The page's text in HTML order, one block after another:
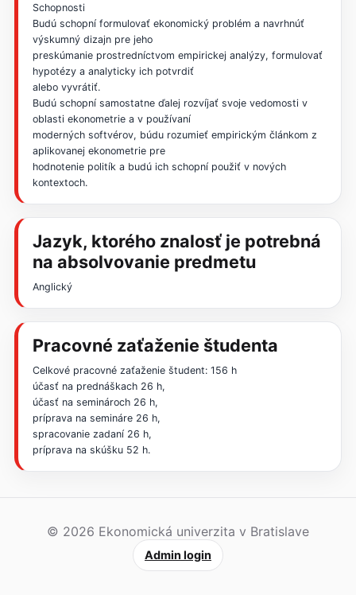
Schopnosti
Budú schopní formulovať ekonomický problém a navrhnúť
výskumný dizajn pre jeho
preskúmanie prostredníctvom empirickej analýzy, formulovať
hypotézy a analyticky ich potvrdiť
alebo vyvrátiť.
Budú schopní samostatne ďalej rozvíjať svoje vedomosti v
oblasti ekonometrie a v používaní
moderných softvérov, búdu rozumieť empirickým článkom z
aplikovanej ekonometrie pre
hodnotenie politík a budú ich schopní použiť v nových
kontextoch.
Jazyk, ktorého znalosť je potrebná
na absolvovanie predmetu
Anglický
Pracovné zaťaženie študenta
Celkové pracovné zaťaženie študent: 156 h
účasť na prednáškach 26 h,
účasť na seminároch 26 h,
príprava na semináre 26 h,
spracovanie zadaní 26 h,
príprava na skúšku 52 h.
© 2026 Ekonomická univerzita v Bratislave
Admin login